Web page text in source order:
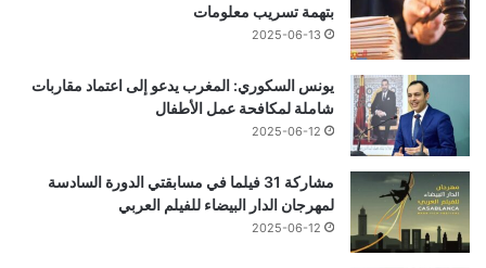
بتهمة تسريب معلومات
2025-06-13
يونس السكوري: المغرب يدعو إلى اعتماد مقاربات
شاملة لمكافحة عمل الأطفال
2025-06-12
مشاركة 31 فيلما في مسابقتي الدورة السادسة
لمهرجان الدار البيضاء للفيلم العربي
2025-06-12